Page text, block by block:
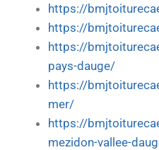
https://
https://
https://
pays-dauge/
https://
mer/
https://
mezidon-vallee-